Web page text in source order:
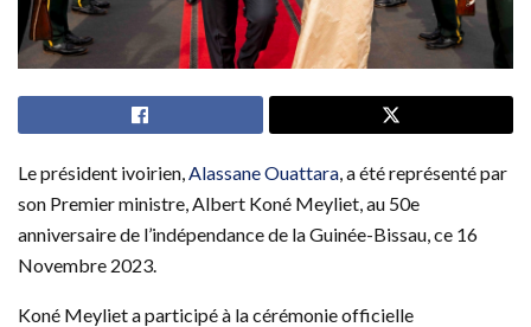
Le président ivoirien, Alassane Ouattara , a été représenté par
son Premier ministre, Albert Koné Meyliet, au 50e
anniversaire de l’indépendance de la Guinée-Bissau, ce 16
Novembre 2023.
Koné Meyliet a participé à la cérémonie officielle